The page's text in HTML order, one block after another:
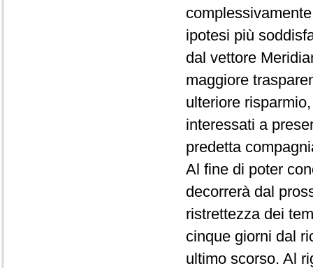
ipotesi più
dal vettore
maggiore
ulteriore
interessati a
predetta
Al fine di poter
decorrerà dal
ristrettezza dei
cinque giorni dal
ultimo scorso. Al